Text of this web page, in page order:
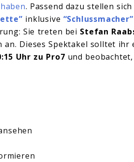
. Passend dazu stellen sich
inklusive “Schlussmacher”
Sie treten bei Stefan
Dieses Spektakel solltet ihr
Uhr zu Pro7 und